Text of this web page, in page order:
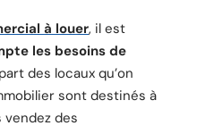
à louer, il est
les besoins de
des locaux qu’on
sont destinés à
des